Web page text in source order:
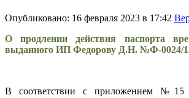
Опубликовано: 16 февраля 2023 в 17:42
О продлении действия паспорта
выданного ИП Федорову Д.Н. №Ф-0024/
В соответствии с приложением №15